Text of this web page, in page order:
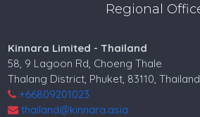
Regional
Kinnara Limited - Thailand
58, 9 Lagoon Rd, Choeng Thale
Thalang District, Phuket, 83110, Thailand
+66809201023
thailand@kinnara.asia